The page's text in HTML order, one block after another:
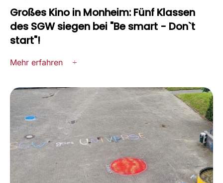
Großes Kino in Monheim: Fünf Klassen
des SGW siegen bei "Be smart - Don`t
start"!
Mehr erfahren